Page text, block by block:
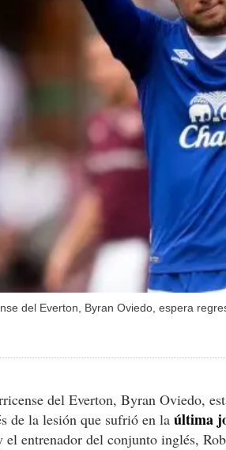
del Everton, Byran Oviedo, espera
del Everton, Byran Oviedo,
de la lesión que sufrió en la última
el entrenador del conjunto inglés,